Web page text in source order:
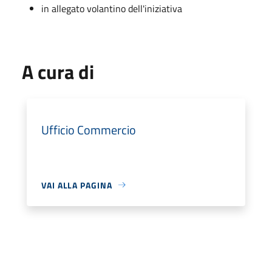
in allegato volantino dell'iniziativa
A cura di
Ufficio Commercio
VAI ALLA PAGINA